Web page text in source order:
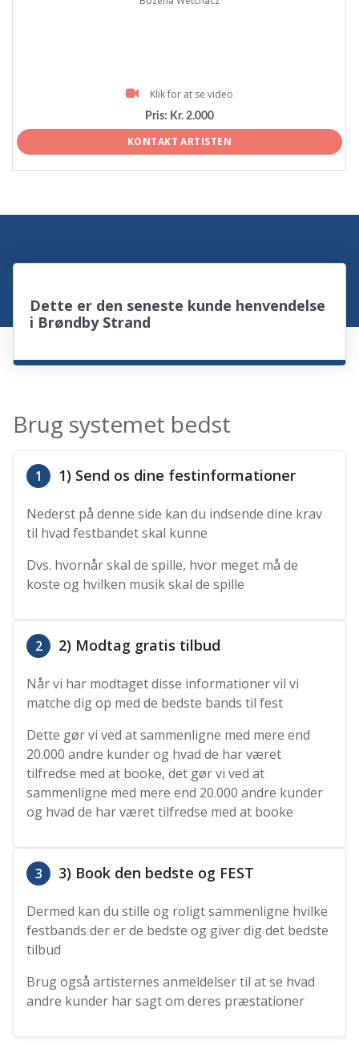
Klik for at se video
Pris: Kr. 2.000
KONTAKT ARTISTEN
Dette er den seneste kunde henvendelse
i Brøndby Strand
Brug systemet bedst
1 1) Send os dine festinformationer
Nederst på denne side kan du indsende dine krav
til hvad festbandet skal kunne
Dvs. hvornår skal de spille, hvor meget må de
koste og hvilken musik skal de spille
2 2) Modtag gratis tilbud
Når vi har modtaget disse informationer vil vi
matche dig op med de bedste bands til fest
Dette gør vi ved at sammenligne med mere end
20.000 andre kunder og hvad de har været
tilfredse med at booke, det gør vi ved at
sammenligne med mere end 20.000 andre kunder
og hvad de har været tilfredse med at booke
3 3) Book den bedste og FEST
Dermed kan du stille og roligt sammenligne hvilke
festbands der er de bedste og giver dig det bedste
tilbud
Brug også artisternes anmeldelser til at se hvad
andre kunder har sagt om deres præstationer